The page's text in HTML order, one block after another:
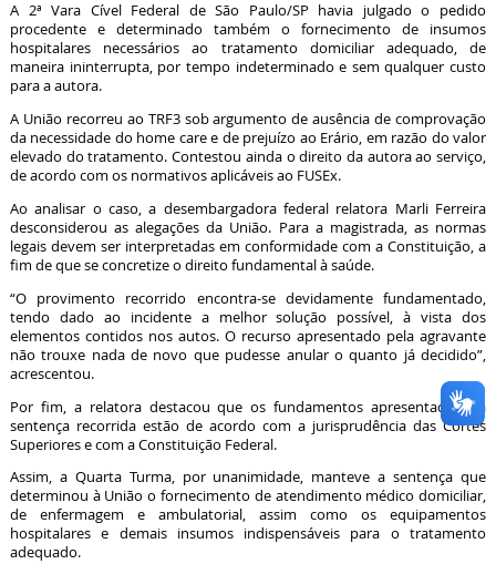
A 2ª Vara Cível Federal de São Paulo/SP havia julgado o pedido
procedente e determinado também o fornecimento de insumos
hospitalares necessários ao tratamento domiciliar adequado, de
maneira ininterrupta, por tempo indeterminado e sem qualquer custo
para a autora.
A União recorreu ao TRF3 sob argumento de ausência de comprovação
da necessidade do home care e de prejuízo ao Erário, em razão do valor
elevado do tratamento. Contestou ainda o direito da autora ao serviço,
de acordo com os normativos aplicáveis ao FUSEx.
Ao analisar o caso, a desembargadora federal relatora Marli Ferreira
desconsiderou as alegações da União. Para a magistrada, as normas
legais devem ser interpretadas em conformidade com a Constituição, a
fim de que se concretize o direito fundamental à saúde.
“O provimento recorrido encontra-se devidamente fundamentado,
tendo dado ao incidente a melhor solução possível, à vista dos
elementos contidos nos autos. O recurso apresentado pela agravante
não trouxe nada de novo que pudesse anular o quanto já decidido”,
acrescentou.
Por fim, a relatora destacou que os fundamentos apresentados na
sentença recorrida estão de acordo com a jurisprudência das Cortes
Superiores e com a Constituição Federal.
Assim, a Quarta Turma, por unanimidade, manteve a sentença que
determinou à União o fornecimento de atendimento médico domiciliar,
de enfermagem e ambulatorial, assim como os equipamentos
hospitalares e demais insumos indispensáveis para o tratamento
adequado.